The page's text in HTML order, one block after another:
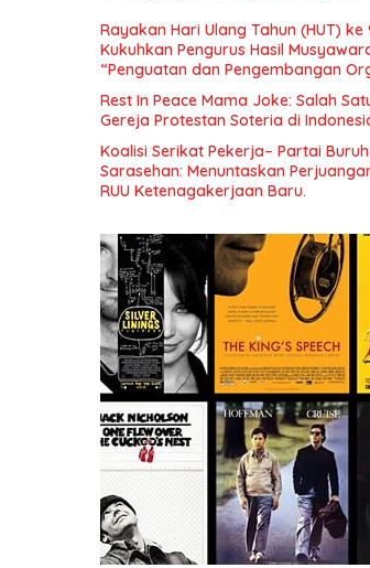
Rayakan Hari Ulang Tahun (HUT) ke
Kukuhkan Pengurus Hasil
“Penguatan dan Pengembangan
Indonesia dan Mancanegara”.
Rest In Peace Mama Joke: Salah
Gereja Protestan Soteria di
Koalisi Serikat Pekerja– Partai
Sarasehan: Menuntaskan
RUU Ketenagakerjaan Baru.